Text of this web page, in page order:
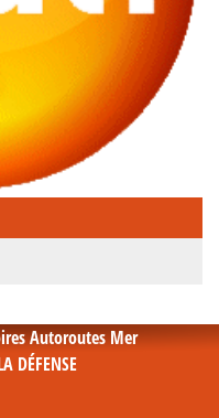
Autoroutes Mer
DÉFENSE